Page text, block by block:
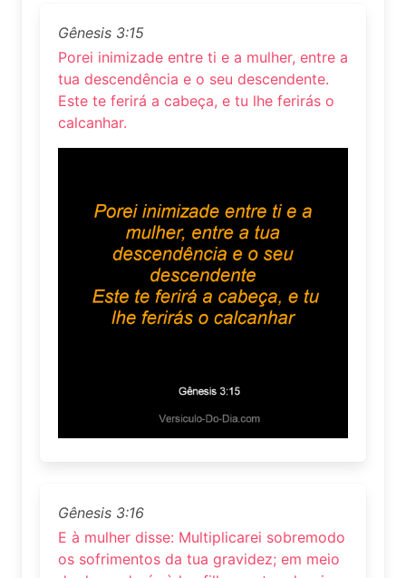
Gênesis 3:15
Porei inimizade entre ti e a mulher, entre a
tua descendência e o seu descendente.
Este te ferirá a cabeça, e tu lhe ferirás o
calcanhar.
Gênesis 3:16
E à mulher disse: Multiplicarei sobremodo
os sofrimentos da tua gravidez; em meio